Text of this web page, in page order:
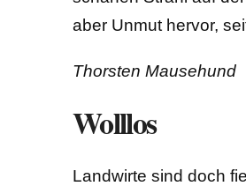
aber Unmut hervor,
Thorsten Mausehund
Wolllos
Landwirte sind doch